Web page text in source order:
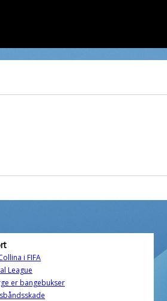
i FIFA
League
er bangebukser